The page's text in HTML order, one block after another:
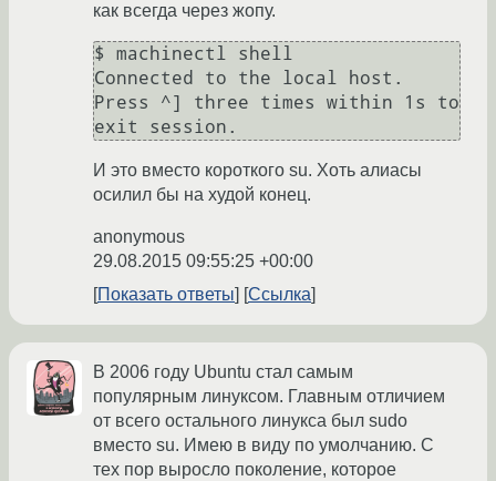
как всегда через жопу.
$ machinectl shell
Connected to the local host.
Press ^] three times within 1s to
И это вместо короткого su. Хоть алиасы
осилил бы на худой конец.
anonymous
29.08.2015 09:55:25 +00:00
Показать ответы
Ссылка
В 2006 году Ubuntu стал самым
популярным линуксом. Главным отличием
от всего остального линукса был sudo
вместо su. Имею в виду по умолчанию. С
тех пор выросло поколение, которое